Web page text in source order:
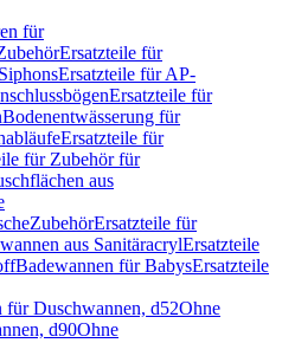
für
Ersatzteile für
Ersatzteile für AP-
Ersatzteile für
Bodenentwässerung für
Ersatzteile für
für Zubehör für
aus
ZubehörErsatzteile für
aus SanitäracrylErsatzteile
Badewannen für BabysErsatzteile
Duschwannen, d52Ohne
d90Ohne